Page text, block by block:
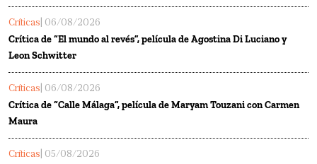
Críticas | 06/08/2026
Crítica de “El mundo al revés”, película de Agostina Di Luciano y
Leon Schwitter
Críticas | 06/08/2026
Crítica de “Calle Málaga”, película de Maryam Touzani con Carmen
Maura
Críticas | 05/08/2026